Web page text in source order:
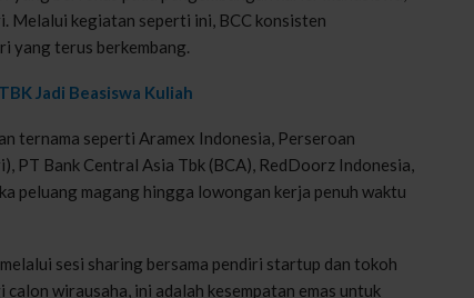
Melalui kegiatan seperti ini, BCC konsisten
yang terus berkembang.
Jadi Beasiswa Kuliah
ternama seperti Aramex Indonesia, Perseroan
PT Bank Central Asia Tbk (BCA), RedDoorz Indonesia,
peluang magang hingga lowongan kerja penuh waktu
sesi sharing bersama pendiri startup dan tokoh
wirausaha, ini adalah kesempatan emas untuk